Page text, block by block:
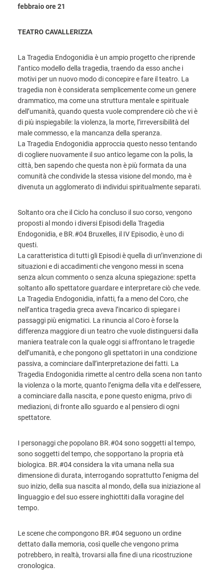
febbraio ore 21
TEATRO CAVALLERIZZA
La Tragedia Endogonidia è un ampio progetto che riprende
l’antico modello della tragedia, traendo da esso anche i
motivi per un nuovo modo di concepire e fare il teatro. La
tragedia non è considerata semplicemente come un genere
drammatico, ma come una struttura mentale e spirituale
dell’umanità, quando questa vuole comprendere ciò che vi è
di più inspiegabile: la violenza, la morte, l’irreversibilità del
male commesso, e la mancanza della speranza.
La Tragedia Endogonidia approccia questo nesso tentando
di cogliere nuovamente il suo antico legame con la polis, la
città, ben sapendo che questa non è più formata da una
comunità che condivide la stessa visione del mondo, ma è
divenuta un agglomerato di individui spiritualmente separati.
Soltanto ora che il Ciclo ha concluso il suo corso, vengono
proposti al mondo i diversi Episodi della Tragedia
Endogonidia, e BR.#04 Bruxelles, il IV Episodio, è uno di
questi.
La caratteristica di tutti gli Episodi è quella di un’invenzione di
situazioni e di accadimenti che vengono messi in scena
senza alcun commento o senza alcuna spiegazione: spetta
soltanto allo spettatore guardare e interpretare ciò che vede.
La Tragedia Endogonidia, infatti, fa a meno del Coro, che
nell’antica tragedia greca aveva l’incarico di spiegare i
passaggi più enigmatici. La rinuncia al Coro è forse la
differenza maggiore di un teatro che vuole distinguersi dalla
maniera teatrale con la quale oggi si affrontano le tragedie
dell’umanità, e che pongono gli spettatori in una condizione
passiva, a cominciare dall’interpretazione dei fatti. La
Tragedia Endogonidia rimette al centro della scena non tanto
la violenza o la morte, quanto l’enigma della vita e dell’essere,
a cominciare dalla nascita, e pone questo enigma, privo di
mediazioni, di fronte allo sguardo e al pensiero di ogni
spettatore.
I personaggi che popolano BR.#04 sono soggetti al tempo,
sono soggetti del tempo, che sopportano la propria età
biologica. BR.#04 considera la vita umana nella sua
dimensione di durata, interrogando soprattutto l’enigma del
suo inizio, della sua nascita al mondo, della sua iniziazione al
linguaggio e del suo essere inghiottiti dalla voragine del
tempo.
Le scene che compongono BR.#04 seguono un ordine
dettato dalla memoria, così quelle che vengono prima
potrebbero, in realtà, trovarsi alla fine di una ricostruzione
cronologica.